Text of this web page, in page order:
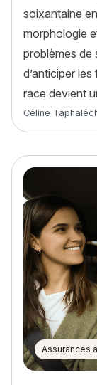
soixantaine
morphologie
problèmes de
d’anticiper
race devient
Article rédigé
Céline
Assurances